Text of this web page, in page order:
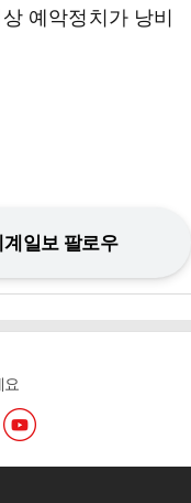
예악정치가 낭비
계일보 팔로우
요